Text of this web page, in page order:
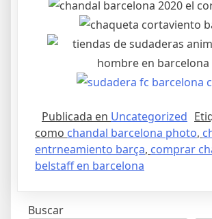
Publicada en Uncategorized
como chandal barcelona photo,
entrneamiento barça, comprar
belstaff en barcelona
Buscar